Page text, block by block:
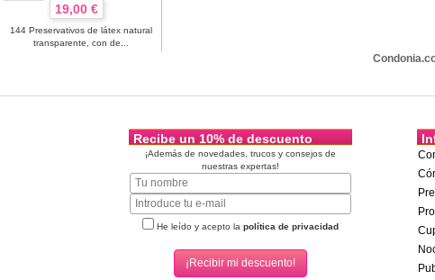
19,00 €
144 Preservativos de látex natural
transparente, con de...
Recibe un 10% de descuento
¡Además de novedades, trucos y consejos de
nuestras expertas!
He leído y acepto la política de privacidad